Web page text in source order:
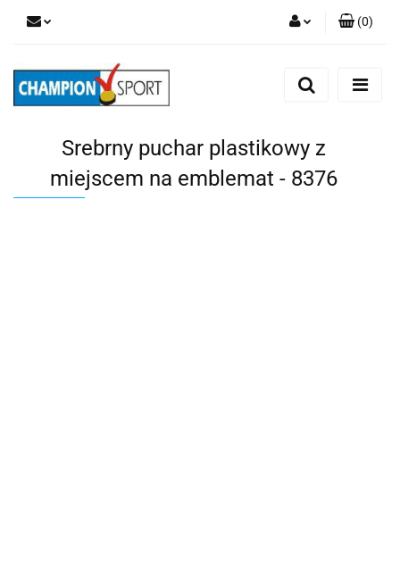
Zarejestruj się
(0)
Srebrny puchar plastikowy z
miejscem na emblemat - 8376